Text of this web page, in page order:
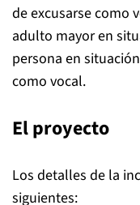
de excusarse como
adulto mayor en
persona en
como vocal.
El proyecto
Los detalles de la
siguientes: